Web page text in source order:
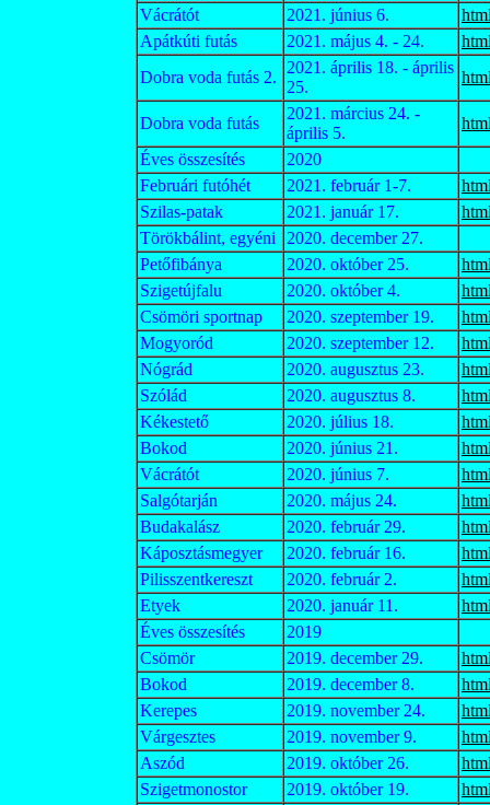
Vácrátót
2021. június 6.
Apátkúti futás
2021. május 4. - 24.
Dobra voda futás 2.
2021. április 18. - április
25.
Dobra voda futás
2021. március 24. -
április 5.
Éves összesítés
2020
Februári futóhét
2021. február 1-7.
Szilas-patak
2021. január 17.
Törökbálint, egyéni
2020. december 27.
Petőfibánya
2020. október 25.
Szigetújfalu
2020. október 4.
Csömöri sportnap
2020. szeptember 19.
Mogyoród
2020. szeptember 12.
Nógrád
2020. augusztus 23.
Szólád
2020. augusztus 8.
Kékestető
2020. július 18.
Bokod
2020. június 21.
Vácrátót
2020. június 7.
Salgótarján
2020. május 24.
Budakalász
2020. február 29.
Káposztásmegyer
2020. február 16.
Pilisszentkereszt
2020. február 2.
Etyek
2020. január 11.
Éves összesítés
2019
Csömör
2019. december 29.
Bokod
2019. december 8.
Kerepes
2019. november 24.
Várgesztes
2019. november 9.
Aszód
2019. október 26.
Szigetmonostor
2019. október 19.